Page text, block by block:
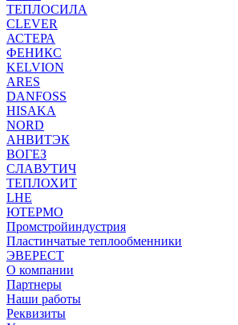
ТЕПЛОСИЛА
CLEVER
АСТЕРА
ФЕНИКС
KELVION
ARES
DANFOSS
HISAKA
NORD
АНВИТЭК
ВОГЕЗ
СЛАВУТИЧ
ТЕПЛОХИТ
LHE
ЮТЕРМО
Промстройиндустрия
Пластинчатые теплообменники
ЭВЕРЕСТ
О компании
Партнеры
Наши работы
Реквизиты